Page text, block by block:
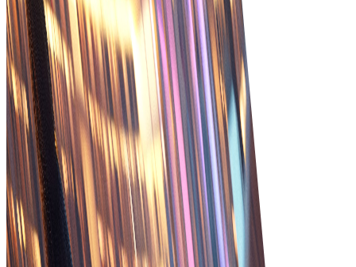
Verbeterde nauwkeurigheid
Minimaliseer fouten met geautomatiseerde
orderinvoer en verwerking, wat leidt tot een hogere
nauwkeurigheid bij de uitvoering.
Verbeterde zichtbaarheid
Krijg uitgebreid inzicht in orderstatus,
voorraadniveaus en klantinteracties voor betere
besluitvorming.